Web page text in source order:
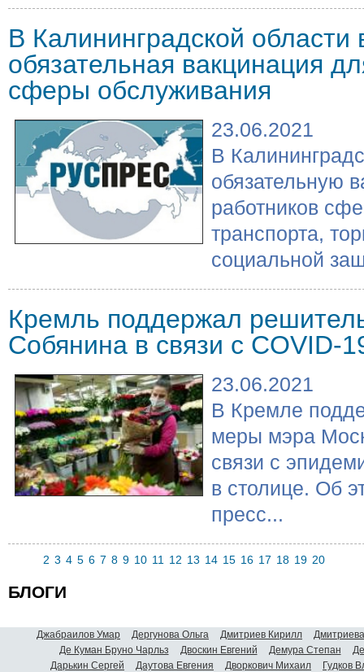
В Калининградской области
обязательная вакцинация
сферы обслуживания
23.06.2021
В
обязательную
работников
транспорта,
социальной
Кремль поддержал
Собянина в связи с COVID-
23.06.2021
В Кремле
меры мэра
связи с
в столице. Об
пресс...
2 3 4 5 6 7 8 9 10 11 12 13 14 15 16 17 18 19 20
БЛОГИ
Джабраилов Умар Дергунова Ольга Дмитриев Кирилл
Де Куман Бруно Чарльз
Двоскин Евгений Демура Степан
Дарькин Сергей
Даутова Евгения Дворкович Михаил
Гудков